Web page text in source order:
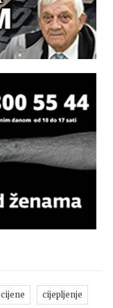
cijene cijepljenje